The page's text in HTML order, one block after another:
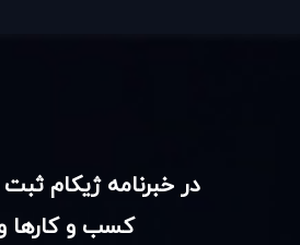
در خبرنامه ژیکام
کسب و کارها